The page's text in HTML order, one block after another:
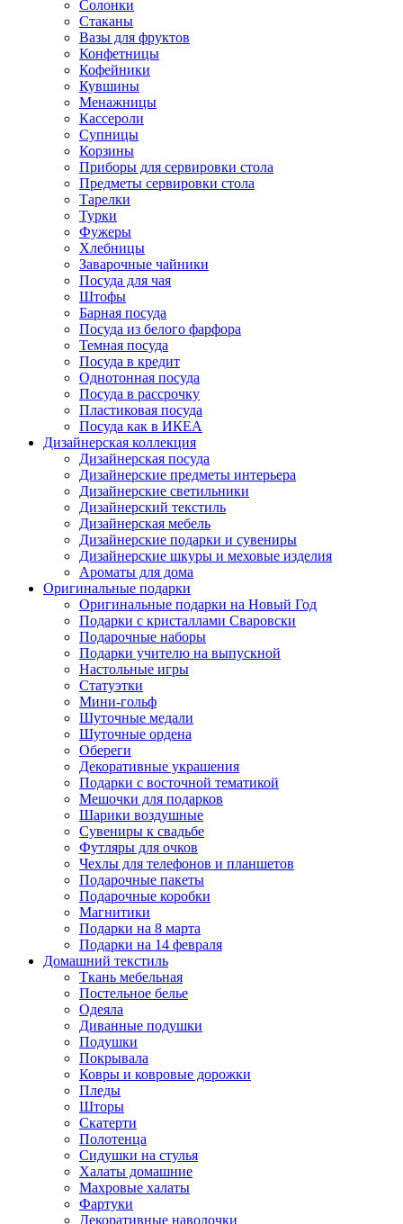
Солонки
Стаканы
Вазы для фруктов
Конфетницы
Кофейники
Кувшины
Менажницы
Кассероли
Супницы
Корзины
Приборы для сервировки стола
Предметы сервировки стола
Тарелки
Турки
Фужеры
Хлебницы
Заварочные чайники
Посуда для чая
Штофы
Барная посуда
Посуда из белого фарфора
Темная посуда
Посуда в кредит
Однотонная посуда
Посуда в рассрочку
Пластиковая посуда
Посуда как в ИКЕА
Дизайнерская коллекция
Дизайнерская посуда
Дизайнерские предметы интерьера
Дизайнерские светильники
Дизайнерский текстиль
Дизайнерская мебель
Дизайнерские подарки и сувениры
Дизайнерские шкуры и меховые изделия
Ароматы для дома
Оригинальные подарки
Оригинальные подарки на Новый Год
Подарки с кристаллами Сваровски
Подарочные наборы
Подарки учителю на выпускной
Настольные игры
Статуэтки
Мини-гольф
Шуточные медали
Шуточные ордена
Обереги
Декоративные украшения
Подарки с восточной тематикой
Мешочки для подарков
Шарики воздушные
Сувениры к свадьбе
Футляры для очков
Чехлы для телефонов и планшетов
Подарочные пакеты
Подарочные коробки
Магнитики
Подарки на 8 марта
Подарки на 14 февраля
Домашний текстиль
Ткань мебельная
Постельное белье
Одеяла
Диванные подушки
Подушки
Покрывала
Ковры и ковровые дорожки
Пледы
Шторы
Скатерти
Полотенца
Сидушки на стулья
Халаты домашние
Махровые халаты
Фартуки
Декоративные наволочки